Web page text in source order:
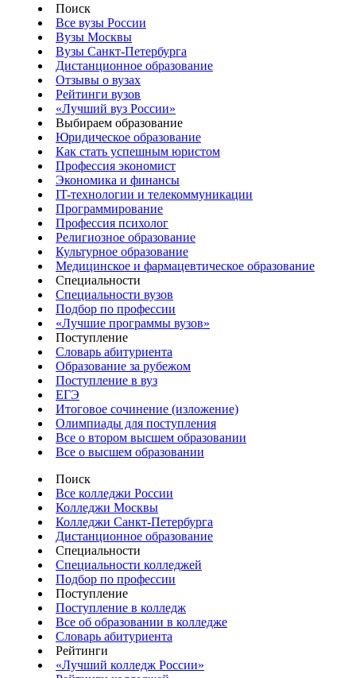
Поиск
Все вузы России
Вузы Москвы
Вузы Санкт-Петербурга
Дистанционное образование
Отзывы о вузах
Рейтинги вузов
«Лучший вуз России»
Выбираем образование
Юридическое образование
Как стать успешным юристом
Профессия экономист
Экономика и финансы
IT-технологии и телекоммуникации
Программирование
Профессия психолог
Религиозное образование
Культурное образование
Медицинское и фармацевтическое образование
Специальности
Специальности вузов
Подбор по профессии
«Лучшие программы вузов»
Поступление
Словарь абитуриента
Образование за рубежом
Поступление в вуз
ЕГЭ
Итоговое сочинение (изложение)
Олимпиады для поступления
Все о втором высшем образовании
Все о высшем образовании
Поиск
Все колледжи России
Колледжи Москвы
Колледжи Санкт-Петербурга
Дистанционное образование
Специальности
Специальности колледжей
Подбор по профессии
Поступление
Поступление в колледж
Все об образовании в колледже
Словарь абитуриента
Рейтинги
«Лучший колледж России»